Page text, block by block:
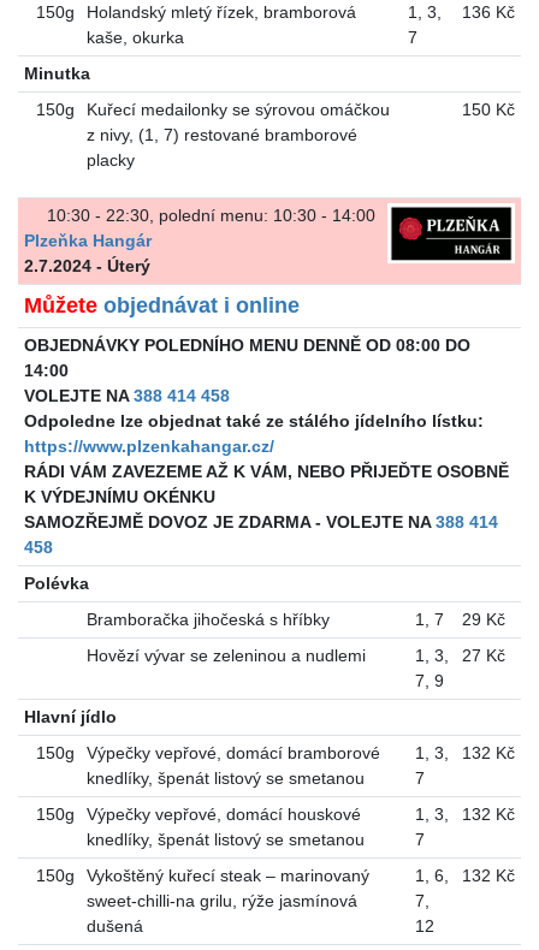
150g
Holandský mletý řízek, bramborová
kaše, okurka
1 3
7
136 Kč
Minutka
150g
Kuřecí medailonky se sýrovou omáčkou
z nivy, (1, 7) restované bramborové
placky
150 Kč
10:30 - 22:30, polední menu: 10:30 - 14:00
Plzeňka Hangár
2.7.2024 - Úterý
Můžete objednávat i online
OBJEDNÁVKY POLEDNÍHO MENU DENNĚ OD 08:00 DO
14:00
VOLEJTE NA388 414 458
Odpoledne lze objednat také ze stálého jídelního lístku:
https://www.plzenkahangar.cz/
RÁDI VÁM ZAVEZEME AŽ K VÁM, NEBO PŘIJEĎTE OSOBNĚ
K VÝDEJNÍMU OKÉNKU
SAMOZŘEJMĚ DOVOZ JE ZDARMA - VOLEJTE NA388 414
458
Polévka
Bramboračka jihočeská s hříbky
1 7
29 Kč
Hovězí vývar se zeleninou a nudlemi
1 3
7 9
27 Kč
Hlavní jídlo
150g
Výpečky vepřové, domácí bramborové
knedlíky, špenát listový se smetanou
1 3
7
132 Kč
150g
Výpečky vepřové, domácí houskové
knedlíky, špenát listový se smetanou
1 3
7
132 Kč
150g
Vykoštěný kuřecí steak – marinovaný
sweet-chilli-na grilu, rýže jasmínová
dušená
1 6
7
12
132 Kč